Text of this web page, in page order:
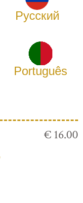
Русский
Português
€ 16.00